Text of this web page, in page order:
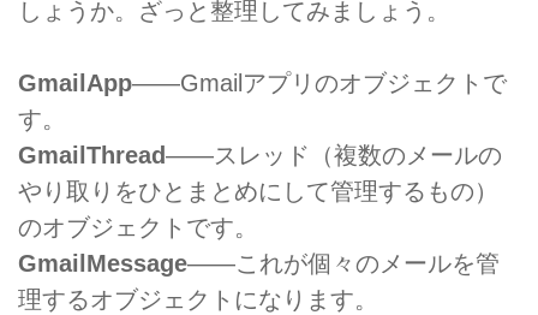
しょうか。ざっと整理してみましょう。
GmailApp――Gmailアプリのオブジェクトで
す。
GmailThread――スレッド（複数のメールの
やり取りをひとまとめにして管理するもの）
のオブジェクトです。
GmailMessage――これが個々のメールを管
理するオブジェクトになります。